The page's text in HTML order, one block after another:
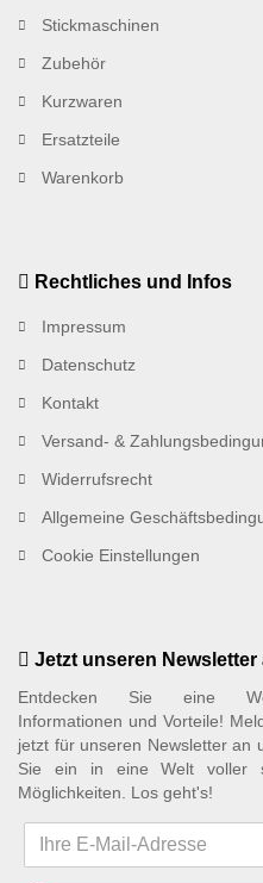
Stickmaschinen
Zubehör
Kurzwaren
Ersatzteile
Warenkorb
Rechtliches und Infos
Impressum
Datenschutz
Kontakt
Versand- &
Widerrufsrecht
Allgemeine
Cookie Einstellungen
Jetzt unseren
Entdecken Sie eine
Informationen und Vorteile!
jetzt für unseren Newsletter an
Sie ein in eine Welt voller
Möglichkeiten. Los geht's!